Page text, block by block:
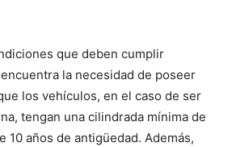
que deben cumplir
la necesidad de poseer
los vehículos, en el caso de ser
tengan una cilindrada mínima de
10 años de antigüedad. Además,